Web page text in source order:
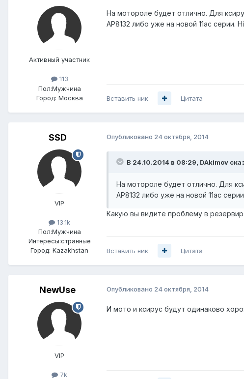
Активный участник
113
Пол:Мужчина
Город: Москва
На мотороле будет отлично. Для
AP8132 либо уже на новой 11ac серии.
Вставить ник Цитата
SSD
VIP
13.1k
Пол:Мужчина
Интересы:странные
Город: Kazakhstan
Опубликовано 24 октября, 2014
В 24.10.2014 в 08:29, DAkimov
На мотороле будет отлично. Для
AP8132 либо уже на новой 11ac
Какую вы видите проблему в
Вставить ник Цитата
NewUse
VIP
7k
Опубликовано 24 октября, 2014
И мото и ксирус будут одинаково